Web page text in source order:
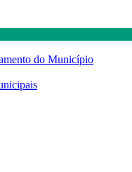
do Município